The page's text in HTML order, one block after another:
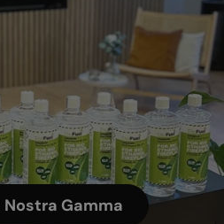
Nostra Gamma